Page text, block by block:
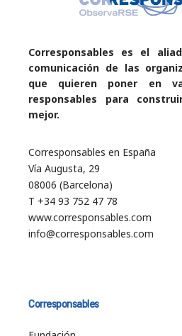
Corresponsables es el
comunicación de las
que quieren poner en
responsables para
mejor.
Corresponsables en España
Vía Augusta, 29
08006 (Barcelona)
T +34 93 752 47 78
www.corresponsables.com
info@corresponsables.com
Corresponsables